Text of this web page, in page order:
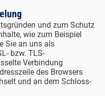
und zum Schutz
wie zum Beispiel
Sie an uns als
bzw. TLS-
Verbindung
des Browsers
und an dem Schloss-